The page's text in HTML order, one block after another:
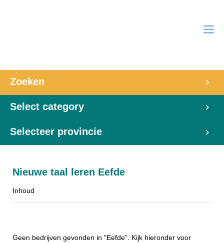
Zoeken
Select category
Selecteer provincie
Nieuwe taal leren Eefde
Inhoud
Geen bedrijven gevonden in "Eefde". Kijk hieronder voor